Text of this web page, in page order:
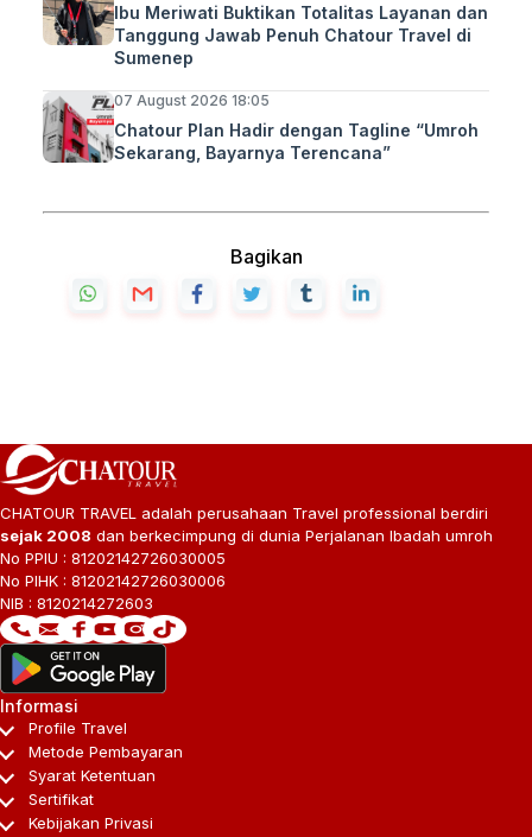
Ibu Meriwati Buktikan Totalitas Layanan dan
Tanggung Jawab Penuh Chatour Travel di
Sumenep
07 August 2026 18:05
Chatour Plan Hadir dengan Tagline “Umroh
Sekarang, Bayarnya Terencana”
Bagikan
CHATOUR TRAVEL adalah perusahaan Travel professional berdiri
sejak 2008 dan berkecimpung di dunia Perjalanan Ibadah umroh
No PPIU : 81202142726030005
No PIHK : 81202142726030006
NIB : 8120214272603
Informasi
Profile Travel
Metode Pembayaran
Syarat Ketentuan
Sertifikat
Kebijakan Privasi